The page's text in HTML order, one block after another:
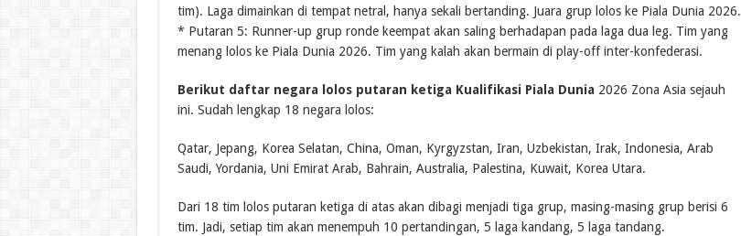
tim). Laga dimainkan di tempat netral, hanya sekali bertanding. Juara grup lolos ke Piala Dunia 2026.
* Putaran 5: Runner-up grup ronde keempat akan saling berhadapan pada laga dua leg. Tim yang
menang lolos ke Piala Dunia 2026. Tim yang kalah akan bermain di play-off inter-konfederasi.
Berikut daftar negara lolos putaran ketiga Kualifikasi Piala Dunia2026 Zona Asia sejauh
ini. Sudah lengkap 18 negara lolos:
Qatar, Jepang, Korea Selatan, China, Oman, Kyrgyzstan, Iran, Uzbekistan, Irak, Indonesia, Arab
Saudi, Yordania, Uni Emirat Arab, Bahrain, Australia, Palestina, Kuwait, Korea Utara.
Dari 18 tim lolos putaran ketiga di atas akan dibagi menjadi tiga grup, masing-masing grup berisi 6
tim. Jadi, setiap tim akan menempuh 10 pertandingan, 5 laga kandang, 5 laga tandang.